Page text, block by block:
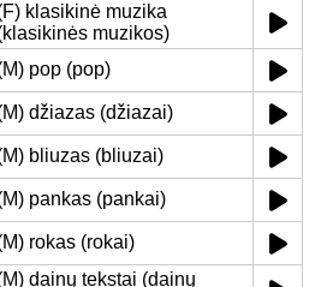
klasikinė muzika
muzikos)
pop (pop)
džiazas (džiazai)
bliuzas (bliuzai)
pankas (pankai)
rokas (rokai)
dainų tekstai (dainų